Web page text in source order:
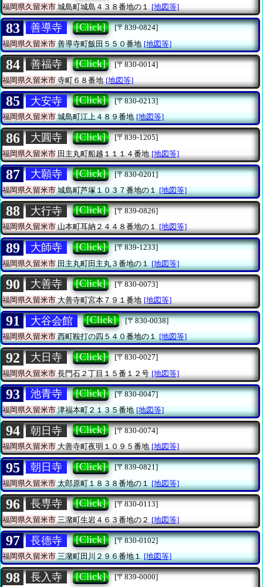
福岡県久留米市城島町城島４３８番地の１ [地図等]
83 善導寺 [Click]
[〒839-0824]
福岡県久留米市善導寺町飯田５５０番地 [地図等]
84 善福寺 [Click]
[〒830-0014]
福岡県久留米市 寺町６８番地 [地図等]
85 大安寺 [Click]
[〒830-0213]
福岡県久留米市城島町江上４８９番地 [地図等]
86 大圓寺 [Click]
[〒839-1205]
福岡県久留米市 田主丸町船越１１１４番地 [地図等]
87 大願寺 [Click]
[〒830-0201]
福岡県久留米市城島町芦塚１０３７番地の１ [地図等]
88 大行寺 [Click]
[〒839-0826]
福岡県久留米市山本町耳納２４４８番地の１ [地図等]
89 大師寺 [Click]
[〒839-1233]
福岡県久留米市田主丸町田主丸３番地の１ [地図等]
90 大善寺 [Click]
[〒830-0073]
福岡県久留米市 大善寺町宮本７９１番地 [地図等]
91 大谷会館 [Click]
[〒830-0038]
福岡県久留米市西町鞍打の四５４０番地の１ [地図等]
92 大日寺 [Click]
[〒830-0027]
福岡県久留米市 長門石２丁目１５番１２号 [地図等]
93 池青寺 [Click]
[〒830-0047]
福岡県久留米市津福本町２１３５番地 [地図等]
94 朝日寺 [Click]
[〒830-0074]
福岡県久留米市大善寺町夜明１０９５番地 [地図等]
95 朝日寺 [Click]
[〒839-0821]
福岡県久留米市太郎原町１８３８番地の１ [地図等]
96 長専寺 [Click]
[〒830-0113]
福岡県久留米市 三潴町生岩４６３番地の２ [地図等]
97 長德寺 [Click]
[〒830-0102]
福岡県久留米市三潴町田川２９６番地１ [地図等]
98 長入寺 [Click] [〒839-0000]